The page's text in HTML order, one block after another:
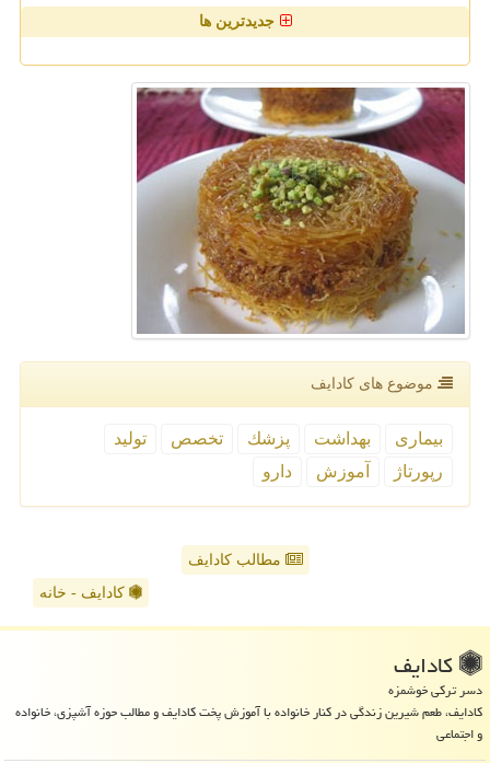
جدیدترین ها
موضوع های كادایف
بیماری بهداشت پزشك تخصص
تولید
رپورتاژ
آموزش دارو
مطالب کادایف
کادایف - خانه
كادایف
دسر ترکی خوشمزه
کادایف، طعم شیرین زندگی در کنار خانواده با آموزش پخت کادایف و مطالب حوزه آشپزی، خانواده
و اجتماعی